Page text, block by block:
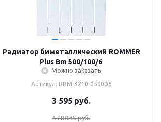
Радиатор биметаллический ROMMER
Plus Bm 500/100/6
Можно заказать
Артикул: RBM-3210-050006
3 595руб.
4 288.35 руб.